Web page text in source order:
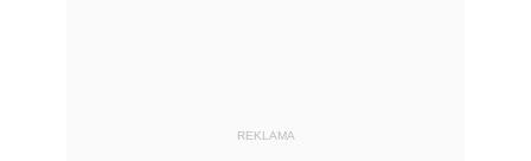
REKLAMA